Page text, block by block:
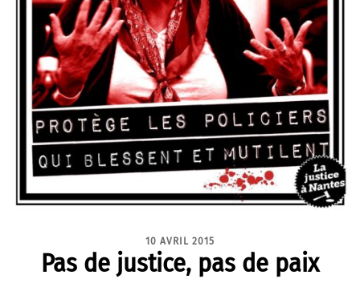
10 AVRIL 2015
Pas de justice, pas de paix